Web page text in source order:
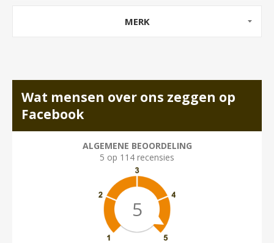
MERK
Wat mensen over ons zeggen op
Facebook
ALGEMENE BEOORDELING
5 op 114 recensies
5